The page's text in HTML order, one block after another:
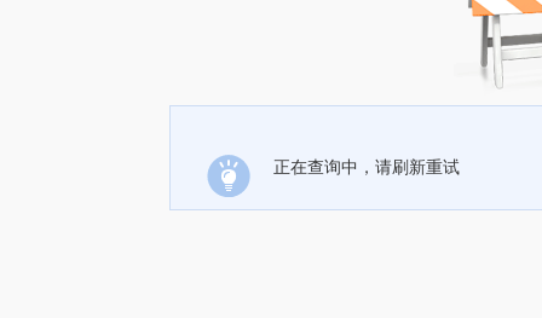
正在查询中，请刷新重试